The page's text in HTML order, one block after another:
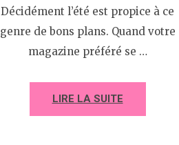
Décidément l’été est propice à ce
genre de bons plans. Quand votre
magazine préféré se …
LIRE LA SUITE